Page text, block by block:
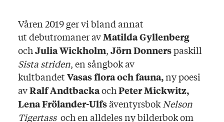
Våren 2019 ger vi bland annat
ut debutromaner avMatilda Gyllenberg
ochJulia Wickholm, Jörn Donnerspaskill
Sista striden, en sångbok av
kultbandetVasas flora och fauna,ny poesi
avRalf AndtbackaochPeter Mickwitz,
Lena Frölander-UlfsäventyrsbokNelson
Tigertass och en alldeles ny bilderbok om